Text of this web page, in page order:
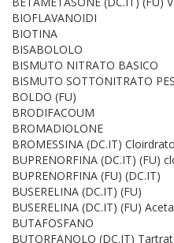
BIOFLAVANOIDI
BIOTINA
BISABOLOLO
BISMUTO NITRATO BASICO
BISMUTO SOTTONITRATO
BOLDO (FU)
BRODIFACOUM
BROMADIOLONE
BROMESSINA (DC.IT)
BUPRENORFINA (DC.IT) (FU)
BUPRENORFINA (FU) (DC.IT)
BUSERELINA (DC.IT) (FU)
BUSERELINA (DC.IT) (FU)
BUTAFOSFANO
BUTORFANOLO (DC.IT)